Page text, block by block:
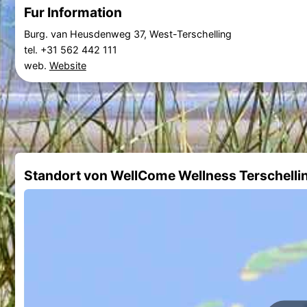
Fur Information
Burg. van Heusdenweg 37, West-Terschelling
tel. +31 562 442 111
web. Website
Standort von WellCome Wellness